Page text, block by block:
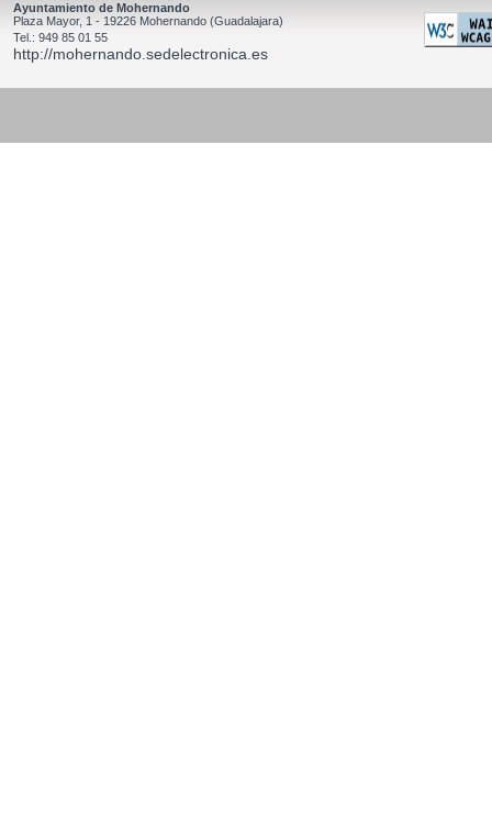
Ayuntamiento de Mohernando
Plaza Mayor, 1 - 19226 Mohernando (Guadalajara)
Tel.: 949 85 01 55
http://mohernando.sedelectronica.es